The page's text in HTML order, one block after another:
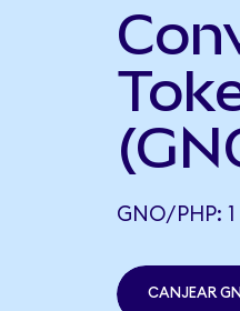
GNO/PHP:
CANJEAR